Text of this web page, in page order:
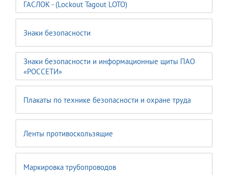
ГАСЛОК - (Lockout Tagout LOTO)
Знаки безопасности
Знаки безопасности и информационные щиты ПАО
«РОССЕТИ»
Плакаты по технике безопасности и охране труда
Ленты противоскользящие
Маркировка трубопроводов